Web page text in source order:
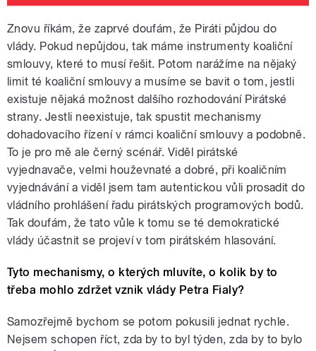
Znovu říkám, že zaprvé doufám, že Piráti půjdou do
vlády. Pokud nepůjdou, tak máme instrumenty koaliční
smlouvy, které to musí řešit. Potom narážíme na nějaký
limit té koaliční smlouvy a musíme se bavit o tom, jestli
existuje nějaká možnost dalšího rozhodování Pirátské
strany. Jestli neexistuje, tak spustit mechanismy
dohadovacího řízení v rámci koaliční smlouvy a podobně.
To je pro mě ale černý scénář. Viděl pirátské
vyjednavače, velmi houževnaté a dobré, při koaličním
vyjednávání a viděl jsem tam autentickou vůli prosadit do
vládního prohlášení řadu pirátských programových bodů.
Tak doufám, že tato vůle k tomu se té demokratické
vlády účastnit se projeví v tom pirátském hlasování.
Tyto mechanismy, o kterých mluvíte, o kolik by to
třeba mohlo zdržet vznik vlády Petra Fialy?
Samozřejmě bychom se potom pokusili jednat rychle.
Nejsem schopen říct, zda by to byl týden, zda by to bylo